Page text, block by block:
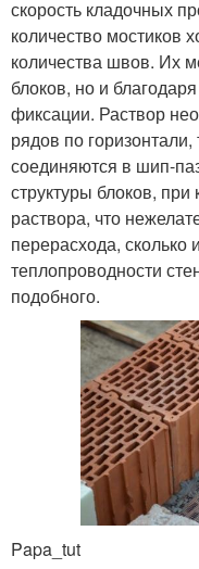
скорость кладочных
количество мостиков
количества швов. Их
блоков, но и
фиксации. Раствор
рядов по
соединяются в шип-
структуры блоков,
раствора, что
перерасхода,
теплопроводности
подобного.
Papa_tut